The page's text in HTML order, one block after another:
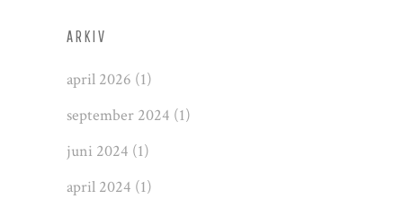
ARKIV
april 2026 (1)
september 2024 (1)
juni 2024 (1)
april 2024 (1)